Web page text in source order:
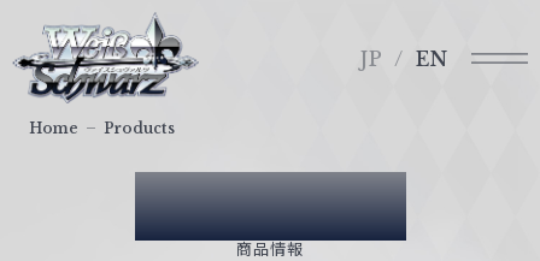
ァ
イ
JP EN
Products
商品情報
Home Products